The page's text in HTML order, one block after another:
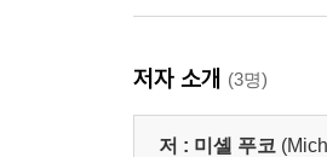
저자 소개 (3명)
저 : 미셸 푸코